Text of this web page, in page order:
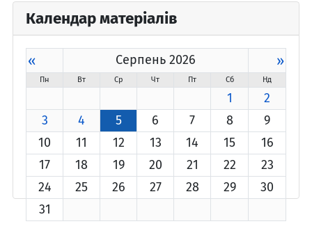
Календар матеріалів
« Серпень 2026 »
Пн Вт Ср Чт Пт Сб Нд
1
2
3
4 5 6 7 8
9
10
11 12 13 14 15
16
17
18 19 20 21 22
23
24
25 26 27 28 29
30
31